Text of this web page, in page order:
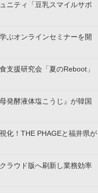
ニティ「豆乳スマイルサポ
ぶオンラインセミナーを開
支援研究会「夏のReboot」
発酵液体塩こうじ』が韓国
化！THE PHAGEと福井県が
ラウド版へ刷新し業務効率